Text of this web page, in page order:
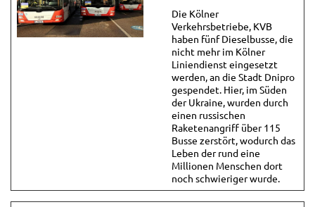
Die Kölner
Verkehrsbetriebe, KVB
haben fünf Dieselbusse, die
nicht mehr im Kölner
Liniendienst eingesetzt
werden, an die Stadt Dnipro
gespendet. Hier, im Süden
der Ukraine, wurden durch
einen russischen
Raketenangriff über 115
Busse zerstört, wodurch das
Leben der rund eine
Millionen Menschen dort
noch schwieriger wurde.